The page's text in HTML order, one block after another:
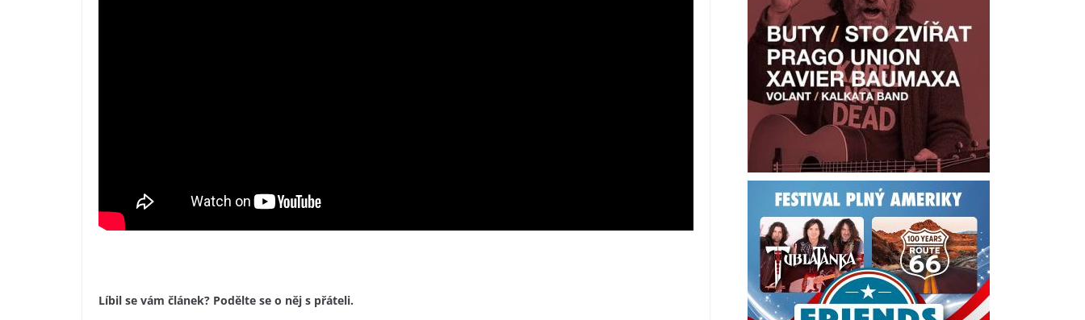
Líbil se vám článek? Podělte se o něj s přáteli.